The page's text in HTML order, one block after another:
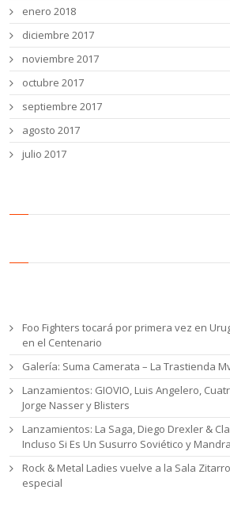
enero 2018
diciembre 2017
noviembre 2017
octubre 2017
septiembre 2017
agosto 2017
julio 2017
Foo Fighters tocará por primera vez en
en el Centenario
Galería: Suma Camerata – La Trastienda
Lanzamientos: GIOVIO, Luis Angelero,
Jorge Nasser y Blisters
Lanzamientos: La Saga, Diego Drexler &
Incluso Si Es Un Susurro Soviético y
Rock & Metal Ladies vuelve a la Sala
especial